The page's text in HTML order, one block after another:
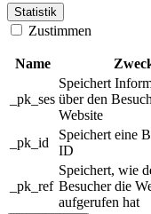
Statistik
Zustimmen
Name
_pk_ses
Speichert
über den
Website
_pk_id
Speichert eine
ID
_pk_ref
Speichert, wie
Besucher die
aufgerufen hat